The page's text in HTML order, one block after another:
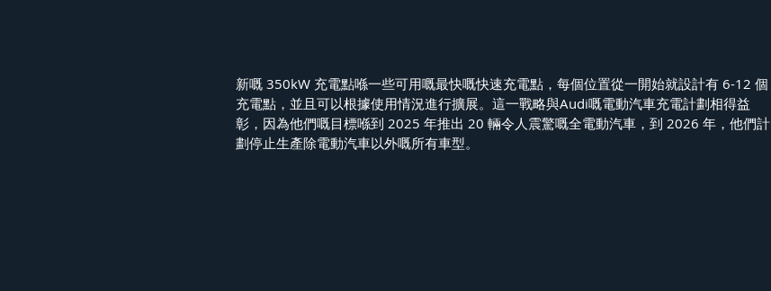
新嘅 350kW 充電點喺一些可用嘅最快嘅快速充電點，每個位置從一開始就設計有 6-12 個
充電點，並且可以根據使用情況進行擴展。這一戰略與Audi嘅電動汽車充電計劃相得益
彰，因為他們嘅目標喺到 2025 年推出 20 輛令人震驚嘅全電動汽車，到 2026 年，他們計
劃停止生產除電動汽車以外嘅所有車型。